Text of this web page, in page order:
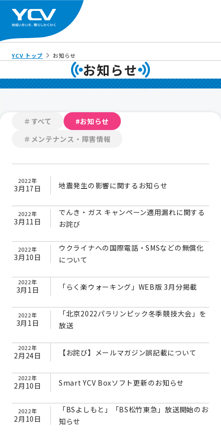
YCV トップ お知らせ
お知らせ
＃すべて
#お知らせ
＃メンテナンス・障害情報
2022年
3月17日 地震発生の影響に関するお知らせ
2022年
3月11日
でんき・ガス キャンペーン適用漏れに関する
お詫び
2022年
3月10日
ウクライナへの国際電話・SMSなどの無償化
について
2022年
3月1日 「らく楽ウォーキング」WEB版 3月分掲載
2022年
3月1日
「北京2022パラリンピック冬季競技大会」を
放送
2022年
2月24日 【お詫び】メールマガジン誤記載について
2022年
2月10日 Smart YCV Boxソフト更新のお知らせ
2022年
2月10日
「BSよしもと」「BS松竹東急」放送開始のお
知らせ